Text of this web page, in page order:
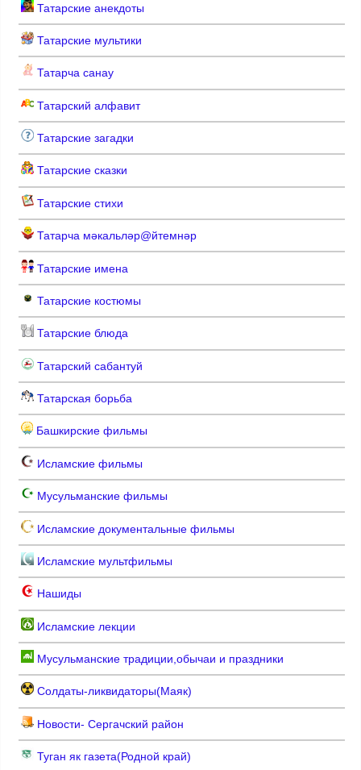
Татарские анекдоты
Татарские мультики
Татарча санау
Татарский алфавит
Татарские загадки
Татарские сказки
Татарские стихи
Татарча мәкальләр@йтемнәр
Татарские имена
Татарские костюмы
Татарские блюда
Татарский сабантуй
Татарская борьба
Башкирские фильмы
Исламские фильмы
Мусульманские фильмы
Исламские документальные фильмы
Исламские мультфильмы
Нашиды
Исламские лекции
Мусульманские традиции,обычаи и праздники
Солдаты-ликвидаторы(Маяк)
Новости- Сергачский район
Туган як газета(Родной край)